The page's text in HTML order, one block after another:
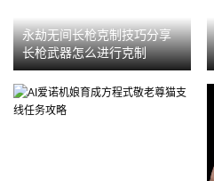
永劫无间长枪克制技巧分享
长枪武器怎么进行克制